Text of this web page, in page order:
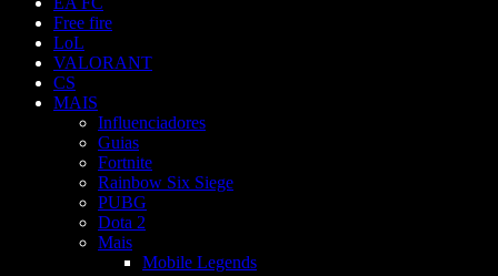
Free fire
LoL
VALORANT
CS
MAIS
Influenciadores
Guias
Fortnite
Rainbow Six Siege
PUBG
Dota 2
Mais
Mobile Legends